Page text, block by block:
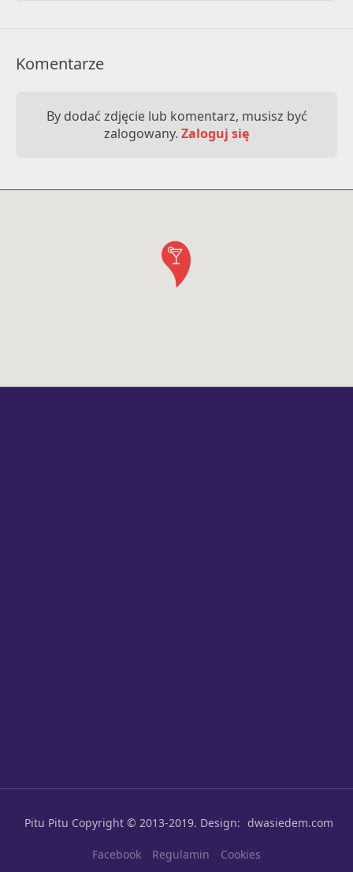
Komentarze
By dodać zdjęcie lub komentarz, musisz być
zalogowany. Zaloguj się
Pitu Pitu Copyright © 2013-2019. Design: dwasiedem.com
Facebook Regulamin Cookies